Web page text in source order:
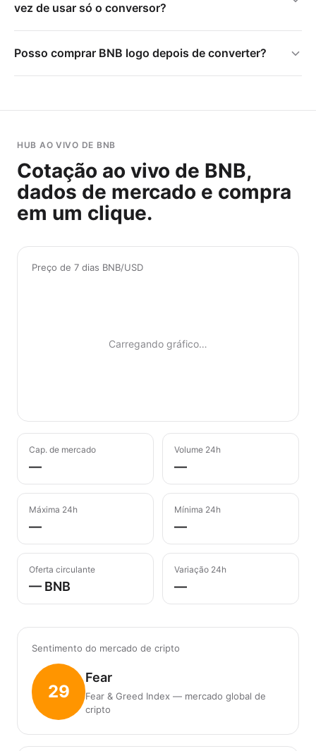
vez de usar só o conversor?
Posso comprar BNB logo depois de converter?
HUB AO VIVO DE BNB
Cotação ao vivo de BNB,
dados de mercado e compra
em um clique.
Preço de 7 dias BNB/USD
Carregando gráfico…
Cap. de mercado
—
Volume 24h
—
Máxima 24h
—
Mínima 24h
—
Oferta circulante
— BNB
Variação 24h
—
Sentimento do mercado de cripto
29
Fear
Fear & Greed Index — mercado global de
cripto